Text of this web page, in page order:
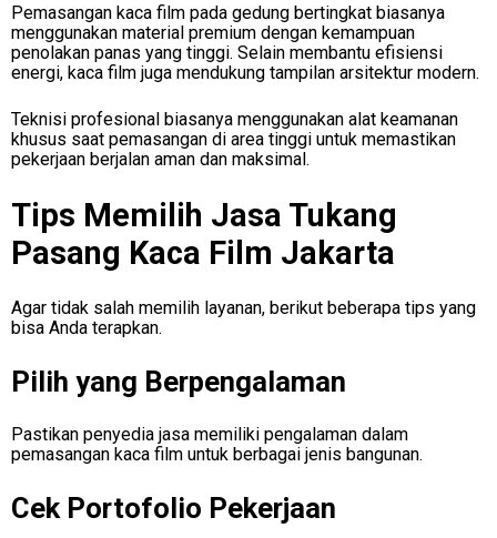
Pemasangan kaca film pada gedung bertingkat biasanya
menggunakan material premium dengan kemampuan
penolakan panas yang tinggi. Selain membantu efisiensi
energi, kaca film juga mendukung tampilan arsitektur modern.
Teknisi profesional biasanya menggunakan alat keamanan
khusus saat pemasangan di area tinggi untuk memastikan
pekerjaan berjalan aman dan maksimal.
Tips Memilih Jasa Tukang
Pasang Kaca Film Jakarta
Agar tidak salah memilih layanan, berikut beberapa tips yang
bisa Anda terapkan.
Pilih yang Berpengalaman
Pastikan penyedia jasa memiliki pengalaman dalam
pemasangan kaca film untuk berbagai jenis bangunan.
Cek Portofolio Pekerjaan